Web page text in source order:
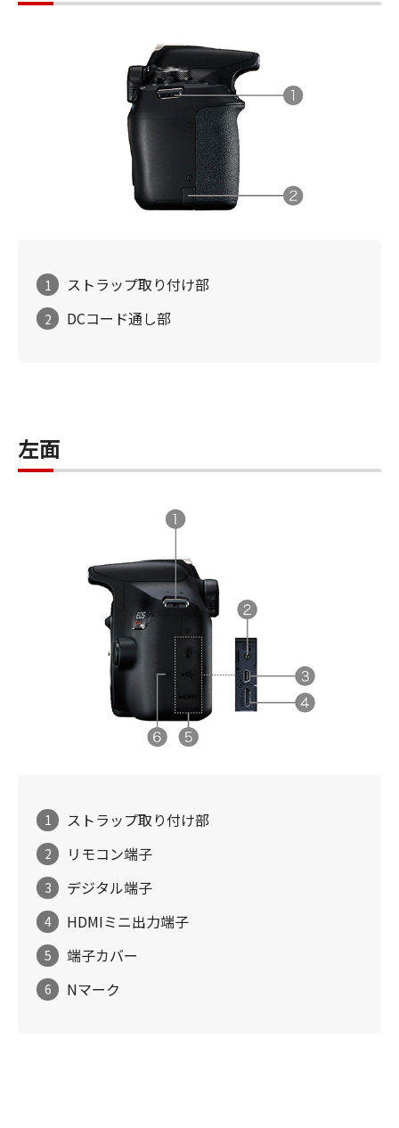
1 ストラップ取り付け部
2 DCコード通し部
左面
1 ストラップ取り付け部
2 リモコン端子
3 デジタル端子
4 HDMIミニ出力端子
5 端子カバー
6 Nマーク